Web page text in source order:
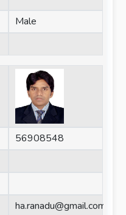
Male
56908548
ha.ranadu@gmail.com